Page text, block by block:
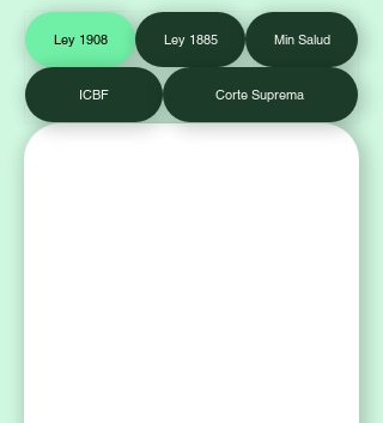
Ley 1908 Ley 1885 Min Salud
ICBF Corte Suprema